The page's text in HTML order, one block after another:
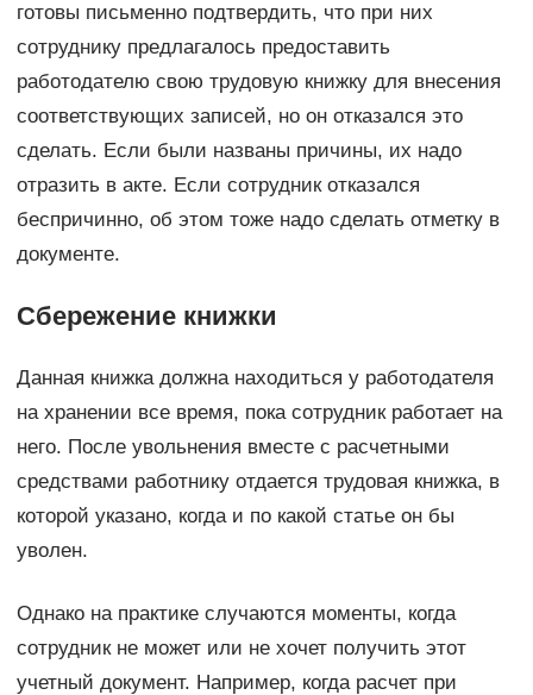
готовы письменно подтвердить, что при них
сотруднику предлагалось предоставить
работодателю свою трудовую книжку для внесения
соответствующих записей, но он отказался это
сделать. Если были названы причины, их надо
отразить в акте. Если сотрудник отказался
беспричинно, об этом тоже надо сделать отметку в
документе.
Сбережение книжки
Данная книжка должна находиться у работодателя
на хранении все время, пока сотрудник работает на
него. После увольнения вместе с расчетными
средствами работнику отдается трудовая книжка, в
которой указано, когда и по какой статье он бы
уволен.
Однако на практике случаются моменты, когда
сотрудник не может или не хочет получить этот
учетный документ. Например, когда расчет при